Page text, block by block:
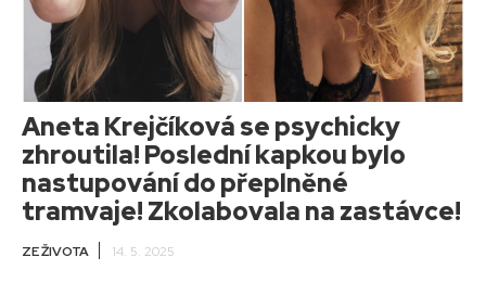
Aneta Krejčíková se psychicky
zhroutila! Poslední kapkou bylo
nastupování do přeplněné
tramvaje! Zkolabovala na zastávce!
ZE ŽIVOTA 14. 5. 2025